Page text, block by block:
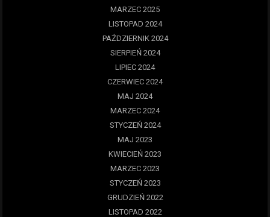
MARZEC 2025
LISTOPAD 2024
PAŹDZIERNIK 2024
SIERPIEŃ 2024
LIPIEC 2024
CZERWIEC 2024
MAJ 2024
MARZEC 2024
STYCZEŃ 2024
MAJ 2023
KWIECIEŃ 2023
MARZEC 2023
STYCZEŃ 2023
GRUDZIEŃ 2022
LISTOPAD 2022